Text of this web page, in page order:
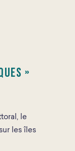
»
le
les îles